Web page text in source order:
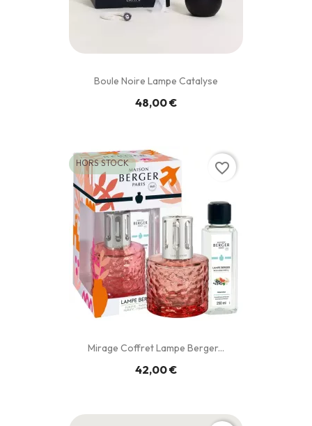
Boule Noire Lampe Catalyse
48,00 €
Mirage Coffret Lampe Berger...
42,00 €
HORS STOCK favorite_border